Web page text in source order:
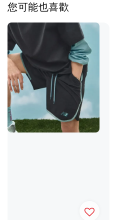
您可能也喜歡